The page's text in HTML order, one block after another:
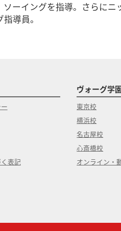
ーイングを指導。さらに
導員。
表記
ヴォーグ学
東京校
横浜校
名古屋校
心斎橋校
オンライン・